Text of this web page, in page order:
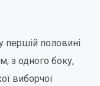
першій половині
з одного боку,
виборчої